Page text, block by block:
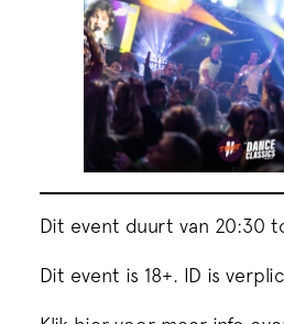
Dit event duurt van 20:30
Dit event is 18+. ID is